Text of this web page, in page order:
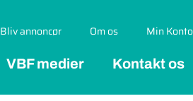
Bliv annoncør Om os Min Konto
VBF medier Kontakt os